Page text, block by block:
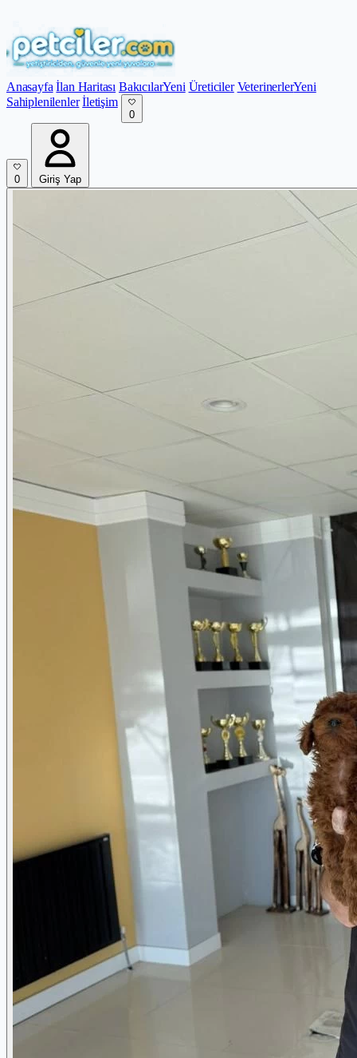
Anasayfa İlan Haritası BakıcılarYeni Üreticiler VeterinerlerYeni
Sahiplenilenler İletişim
0
0 Giriş Yap